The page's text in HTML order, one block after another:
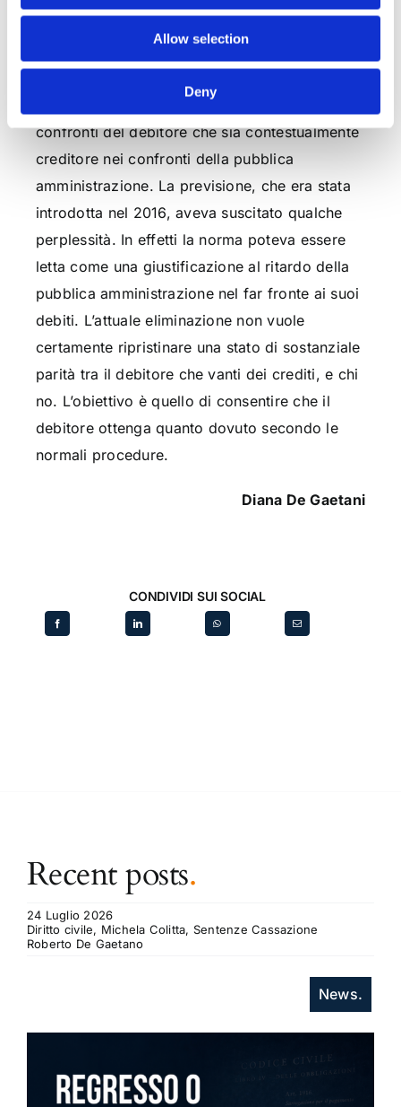
Allow selection
Deny
Non lo occupi effettivamente come
abitazione per il nucleo familiare.
della procedura di favore prevista nei
confronti del debitore che sia contestualmente
creditore nei confronti della pubblica
amministrazione. La previsione, che era stata
introdotta nel 2016, aveva suscitato qualche
perplessità. In effetti la norma poteva essere
letta come una giustificazione al ritardo della
pubblica amministrazione nel far fronte ai suoi
debiti. L’attuale eliminazione non vuole
certamente ripristinare una stato di sostanziale
parità tra il debitore che vanti dei crediti, e chi
no. L’obiettivo è quello di consentire che il
debitore ottenga quanto dovuto secondo le
normali procedure.
Diana De Gaetani
CONDIVIDI SUI SOCIAL
Recent posts.
24 Luglio 2026
Diritto civile, Michela Colitta, Sentenze Cassazione
Roberto De Gaetano
News.